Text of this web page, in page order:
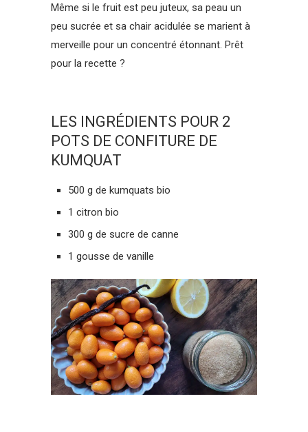
Même si le fruit est peu juteux, sa peau un
peu sucrée et sa chair acidulée se marient à
merveille pour un concentré étonnant. Prêt
pour la recette ?
LES INGRÉDIENTS POUR 2
POTS DE CONFITURE DE
KUMQUAT
500 g de kumquats bio
1 citron bio
300 g de sucre de canne
1 gousse de vanille